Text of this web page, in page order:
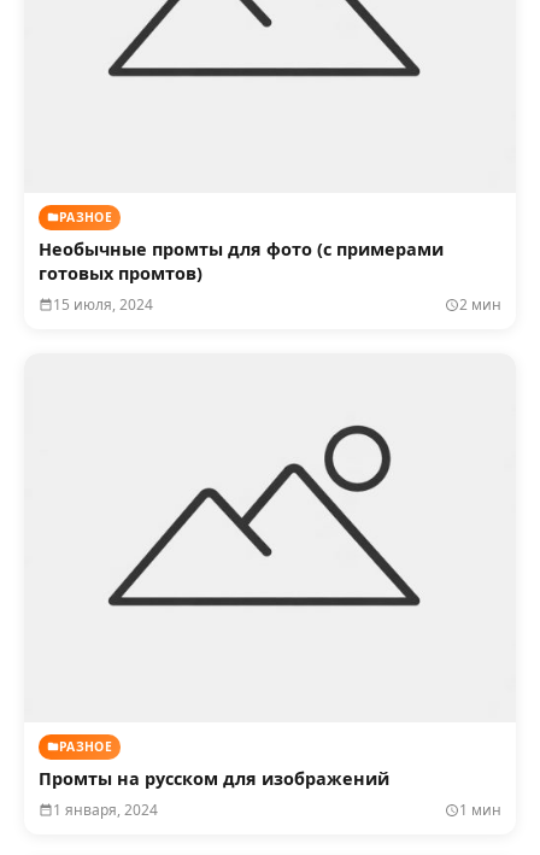
РАЗНОЕ
Необычные промты для фото (с примерами
готовых промтов)
15 июля, 2024 2 мин
РАЗНОЕ
Промты на русском для изображений
1 января, 2024 1 мин